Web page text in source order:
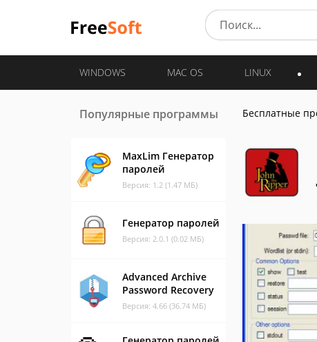
WINDOWS MAC OS LINUX
Популярные программы
MaxLim Генератор
паролей
Версия: 1.2 (1.47 МБ)
Генератор паролей
Версия: 2.0.1 (0.02 МБ)
Advanced Archive
Password Recovery
Версия: 4.66 (36.74 МБ)
Бесплатные